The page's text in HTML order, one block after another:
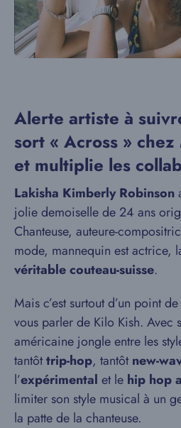
Alerte artiste à
sort « Across »
et multiplie les
Lakisha Kimberly Robinson
jolie demoiselle de 24 ans
Chanteuse, auteure-
mode, mannequin est actrice,
véritable couteau-suisse.
Mais c’est surtout d’un point
vous parler de Kilo Kish. Avec
américaine jongle entre les
tantôttrip-hop, tantôtnew-
l’expérimental et le hip hop
limiter son style musical à un
la patte de la chanteuse.